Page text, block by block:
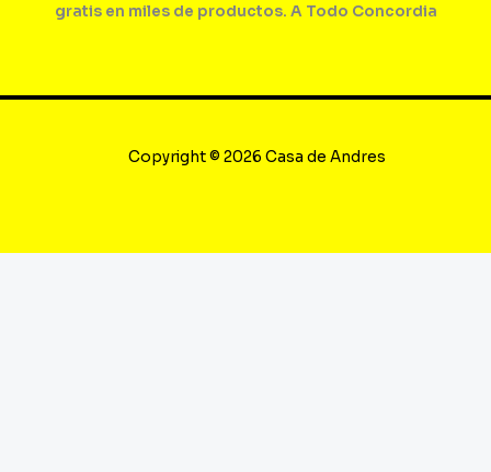
gratis en miles de productos. A Todo Concordia
Copyright © 2026 Casa de Andres